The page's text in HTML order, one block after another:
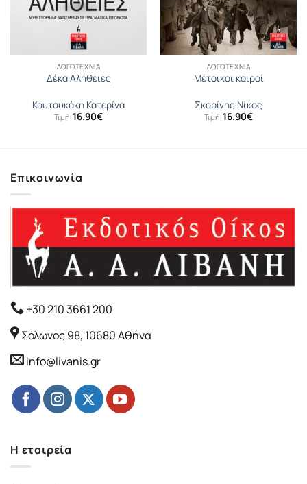
ΛΟΓΟΤΕΧΝΊΑ
Δέκα Αλήθειες
Κουτουκάκη Κατερίνα
Τιμή: 16.90€
ΛΟΓΟΤΕΧΝΊΑ
Μέτοικοι καιροί
Σκορίνης Νίκος
Τιμή: 16.90€
Επικοινωνία
+30 210 3661 200
Σόλωνος 98, 10680 Αθήνα
info@livanis.gr
Η εταιρεία